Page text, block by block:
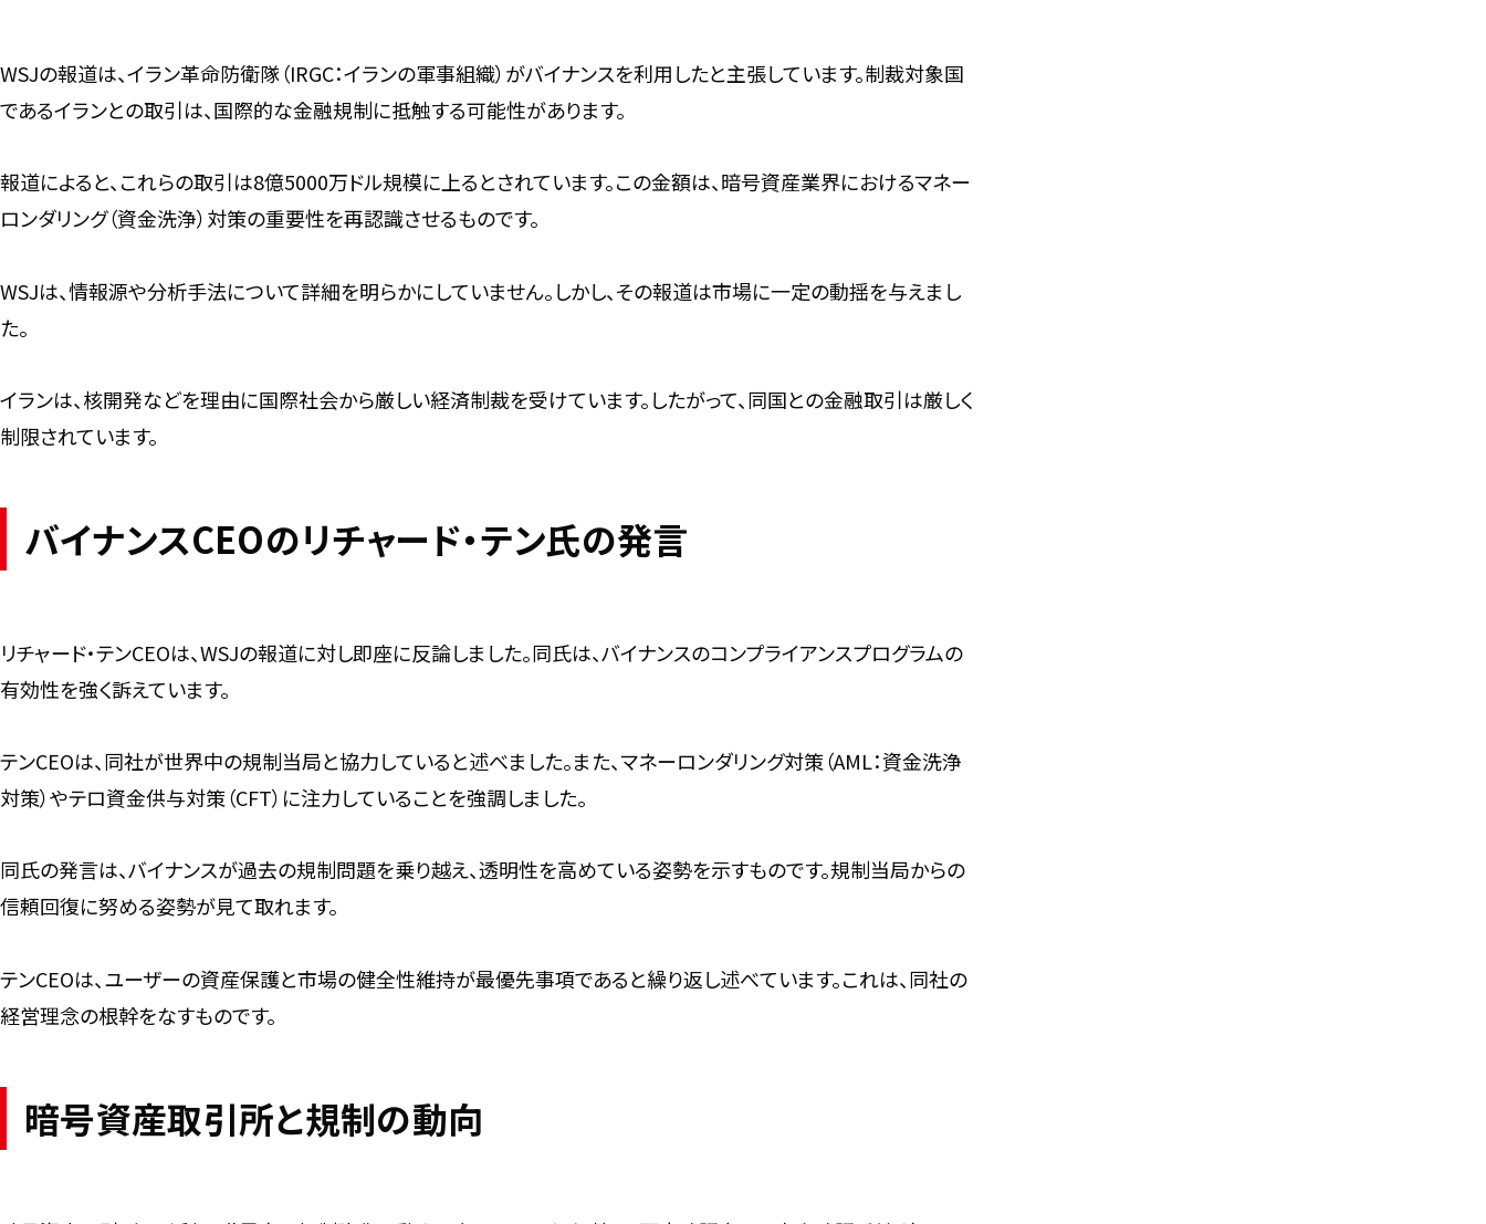
WSJの報道は、イラン革命防衛隊（IRGC：イランの軍事組織）がバイナンスを利用したと主張しています。制裁対象国
であるイランとの取引は、国際的な金融規制に抵触する可能性があります。
報道によると、これらの取引は8億5000万ドル規模に上るとされています。この金額は、暗号資産業界におけるマネー
ロンダリング（資金洗浄）対策の重要性を再認識させるものです。
WSJは、情報源や分析手法について詳細を明らかにしていません。しかし、その報道は市場に一定の動揺を与えまし
た。
イランは、核開発などを理由に国際社会から厳しい経済制裁を受けています。したがって、同国との金融取引は厳しく
制限されています。
バイナンスCEOのリチャード・テン氏の発言
リチャード・テンCEOは、WSJの報道に対し即座に反論しました。同氏は、バイナンスのコンプライアンスプログラムの
有効性を強く訴えています。
テンCEOは、同社が世界中の規制当局と協力していると述べました。また、マネーロンダリング対策（AML：資金洗浄
対策）やテロ資金供与対策（CFT）に注力していることを強調しました。
同氏の発言は、バイナンスが過去の規制問題を乗り越え、透明性を高めている姿勢を示すものです。規制当局からの
信頼回復に努める姿勢が見て取れます。
テンCEOは、ユーザーの資産保護と市場の健全性維持が最優先事項であると繰り返し述べています。これは、同社の
経営理念の根幹をなすものです。
暗号資産取引所と規制の動向